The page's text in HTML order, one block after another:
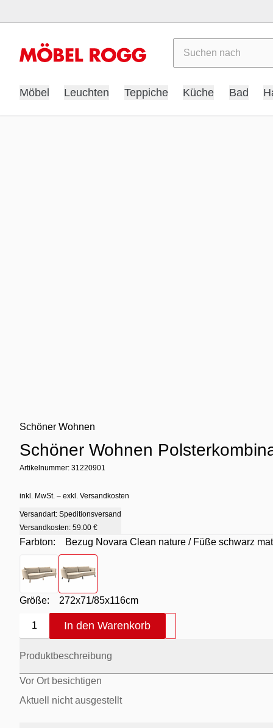
Möbel Leuchten Teppiche Küche Bad
Schöner Wohnen
Schöner Wohnen
Artikelnummer: 31220901
inkl. MwSt. – exkl. Versandkosten
Versandart: Speditionsversand
Versandkosten: 59.00 €
Farbton:
Bezug Novara Clean nature / Füße schwarz
Größe: 272x71/85x116cm
1 In den Warenkorb
Produktbeschreibung
Vor Ort besichtigen
Aktuell nicht ausgestellt